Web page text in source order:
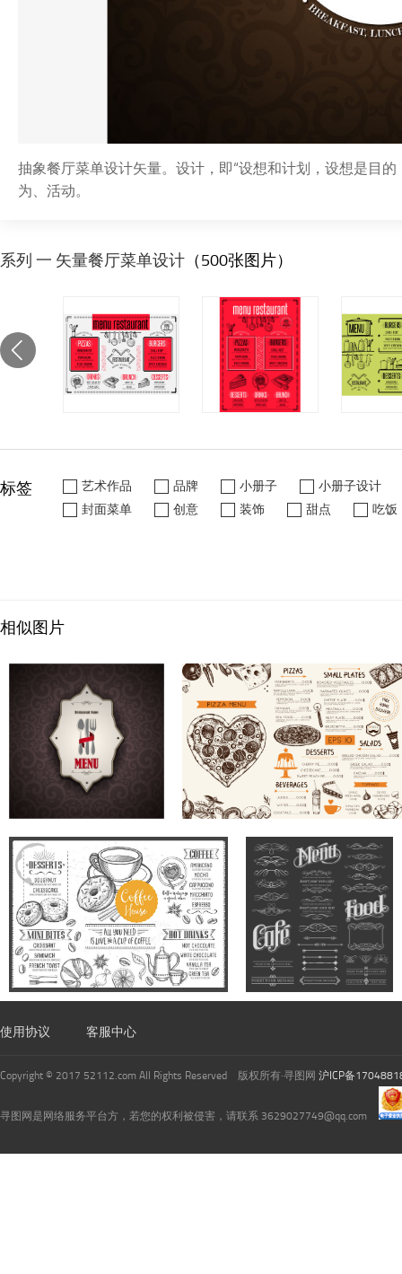
抽象餐厅菜单设计矢量。设计，即“设想和计划，设想是目
为、活动。
系列 一 矢量餐厅菜单设计 （500张图片）
标签 艺术作品 品牌 小册子
小册子设计
封面菜单
创意 装饰 甜点 吃饭
相似图片
使用协议 客服中心
Copyright © 2017 52112.com All Rights Reserved 版权所有·寻图网 沪ICP备
寻图网是网络服务平台方，若您的权利被侵害，请联系 3629027749@qq.com